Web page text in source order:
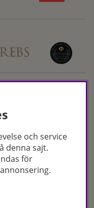
hudvård, hårvård och
års erfarenhet och
rätt produkter och
på hudoteket.se eller
och service
denna sajt.
för